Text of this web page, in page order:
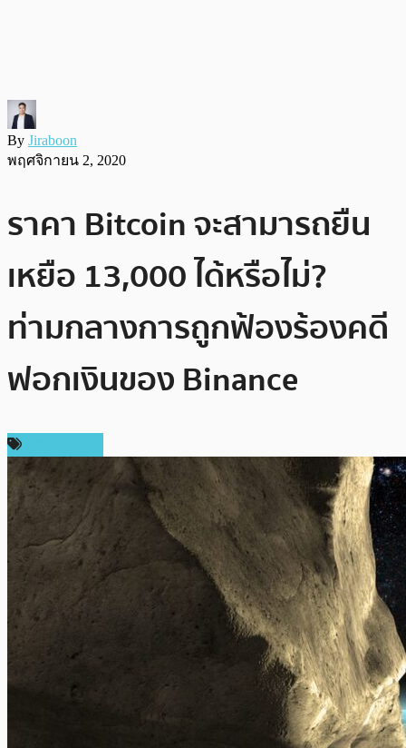
By Jiraboon
พฤศจิกายน 2, 2020
ราคา Bitcoin จะสามารถยืน
เหยือ 13,000 ได้หรือไม่?
ท่ามกลางการถูกฟ้องร้องคดี
ฟอกเงินของ Binance